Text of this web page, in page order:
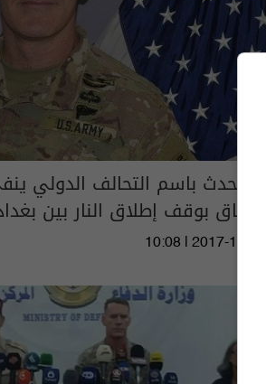
المتحدث باسم التحالف الدولي
لاتفاق بوقف إطلاق النار بين
10:08 | 2017-10-27